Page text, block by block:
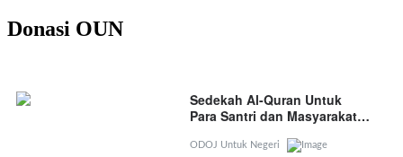
Donasi OUN
Sedekah Al-Quran Untuk
Para Santri dan Masyarakat
ODOJ Untuk Negeri